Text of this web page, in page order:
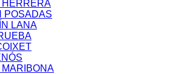
POSADAS
LANA